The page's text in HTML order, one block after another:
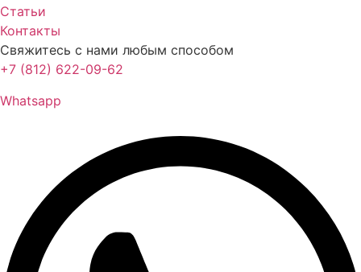
Статьи
Контакты
Свяжитесь с нами любым способом
+7 (812) 622-09-62
Whatsapp